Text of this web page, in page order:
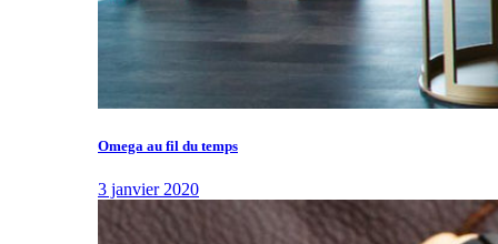
Omega au fil du temps
3 janvier 2020